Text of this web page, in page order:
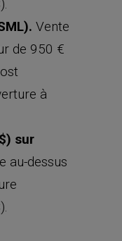
Vente
de 950 €
à
sur
au-dessus